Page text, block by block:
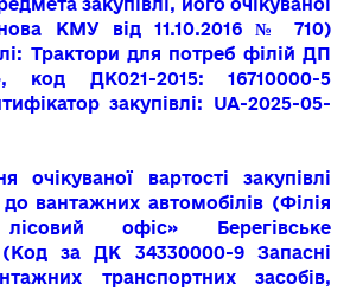
закупівлі, його очікуваної
КМУ від 11.10.2016 № 710)
Трактори для потреб філій ДП
код ДК021-2015: 16710000-5
закупівлі: UA-2025-05-
очікуваної вартості закупівлі
вантажних автомобілів (Філія
офіс» Берегівське
за ДК 34330000-9 Запасні
транспортних засобів,